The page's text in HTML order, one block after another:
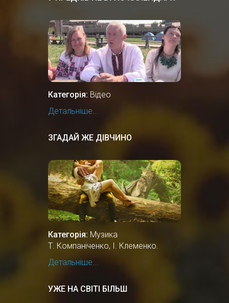
Категорія: Відео
Детальніше...
ЗГАДАЙ ЖЕ ДІВЧИНО
Категорія: Музика
Т. Компаніченко, І. Клеменко.
Детальніше...
УЖЕ НА СВІТІ БІЛЬШ